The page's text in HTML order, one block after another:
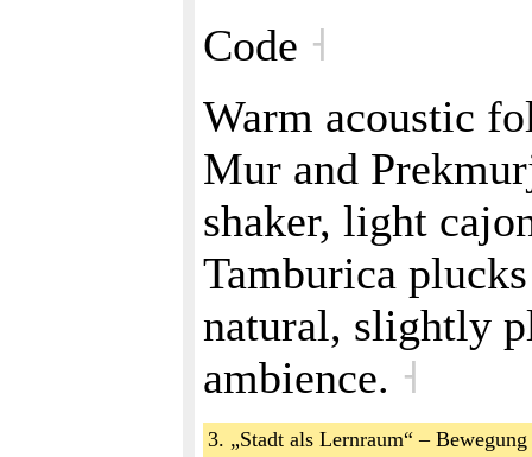
Code ˧
Warm acoustic
Mur and
shaker, light
Tamburica
natural, slightly
ambience. ˧
3. „Stadt als Lernraum“ –